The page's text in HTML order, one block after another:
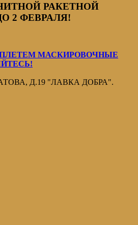
РАКЕТНОЙ
2 ФЕВРАЛЯ!
МАСКИРОВОЧНЫЕ
Д.19 "ЛАВКА ДОБРА".